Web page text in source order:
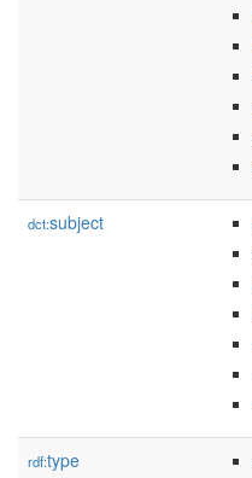
dct:subject
rdf:type